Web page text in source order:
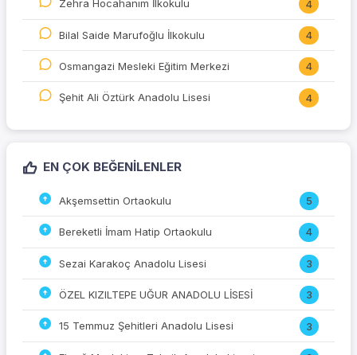
Zehra Hocahanım İlkokulu 4
Bilal Saide Marufoğlu İlkokulu 4
Osmangazi Mesleki Eğitim Merkezi 4
Şehit Ali Öztürk Anadolu Lisesi 4
EN ÇOK BEĞENILENLER
Akşemsettin Ortaokulu 5
Bereketli İmam Hatip Ortaokulu 4
Sezai Karakoç Anadolu Lisesi 3
ÖZEL KIZILTEPE UĞUR ANADOLU LİSESİ 3
15 Temmuz Şehitleri Anadolu Lisesi 3